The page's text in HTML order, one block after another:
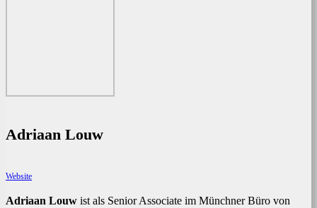
Adriaan Louw
Website
Adriaan Louw ist als Senior Associate im Münchner Büro von